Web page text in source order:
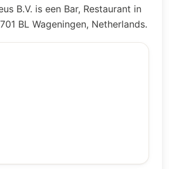
B.V. is een Bar, Restaurant in
BL Wageningen, Netherlands.